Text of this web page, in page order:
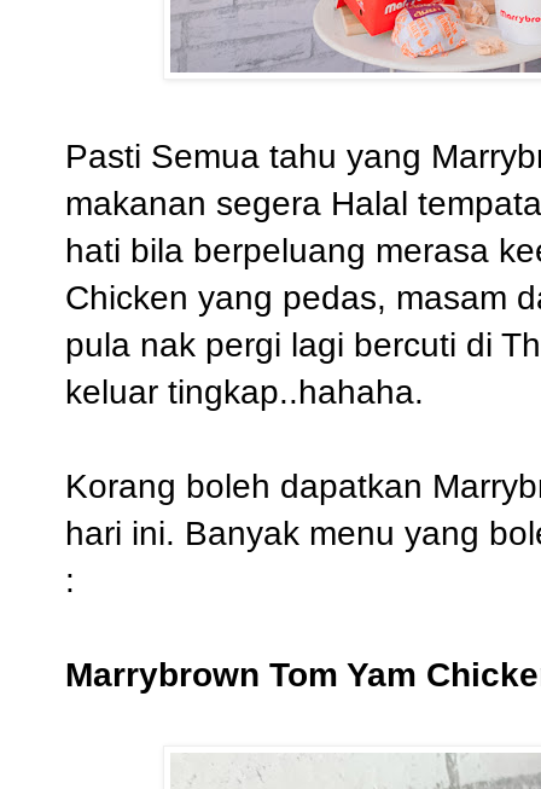
Pasti Semua tahu yang
makanan segera Halal
hati bila berpeluang merasa
Chicken yang pedas, masam
pula nak pergi lagi bercuti di
keluar tingkap..hahaha.
Korang boleh dapatkan
hari ini. Banyak menu yang
:
Marrybrown Tom Yam